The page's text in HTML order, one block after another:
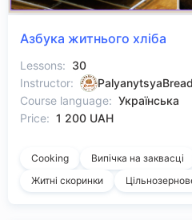
Азбука житнього хліба
Lessons: 30
Instructor:
PalyanytsyaBread
Course language: Українська
Price: 1 200 UAH
Cooking Випічка на заквасці
Житні скоринки